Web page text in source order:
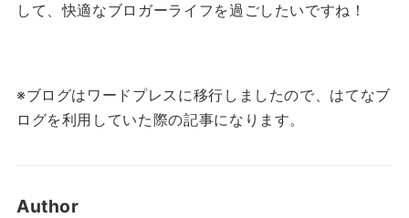
して、快適なブロガーライフを過ごしたいですね！
※ブログはワードプレスに移行しましたので、はてなブ
ログを利用していた際の記事になります。
Author